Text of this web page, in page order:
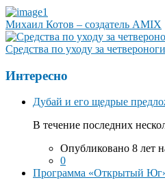
Михаил Котов – создатель AMIX
Средства по уходу за
Интересно
Дубай и его щедрые
В течение последних
Опубликовано 8 лет
0
Программа «Открытый